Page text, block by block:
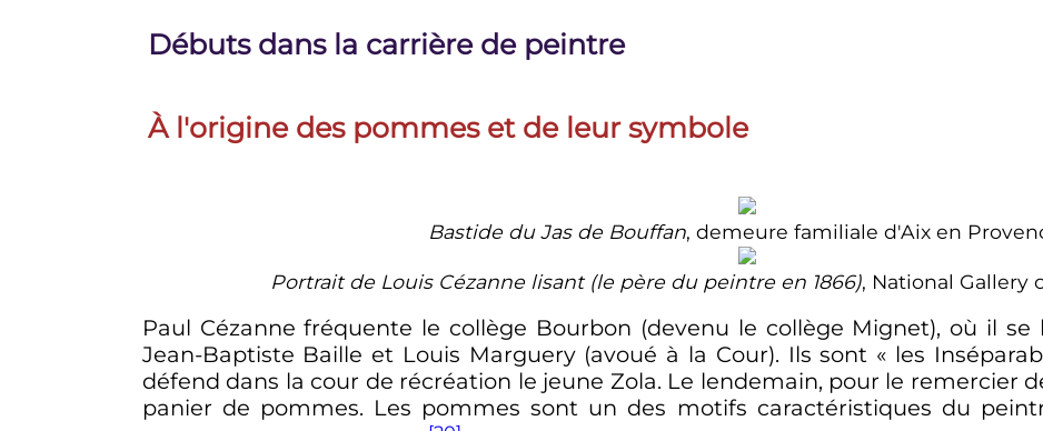
Débuts dans la carrière de peintre
À l'origine des pommes et de leur symbole
Bastide du Jas de Bouffan, demeure familiale d'Aix en
Portrait de Louis Cézanne lisant (le père du peintre en 1866), National Gallery
Paul Cézanne fréquente le collège Bourbon (devenu le collège Mignet), où il
Jean-Baptiste Baille et Louis Marguery (avoué à la Cour). Ils sont « les
défend dans la cour de récréation le jeune Zola. Le lendemain, pour le remercier
panier de pommes. Les pommes sont un des motifs caractéristiques du